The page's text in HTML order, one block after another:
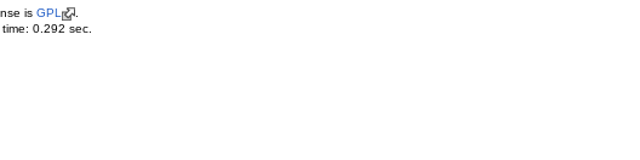
is GPL
.
0.292 sec.